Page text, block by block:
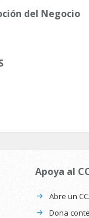
del Negocio
Apoya al
Abre un
Dona